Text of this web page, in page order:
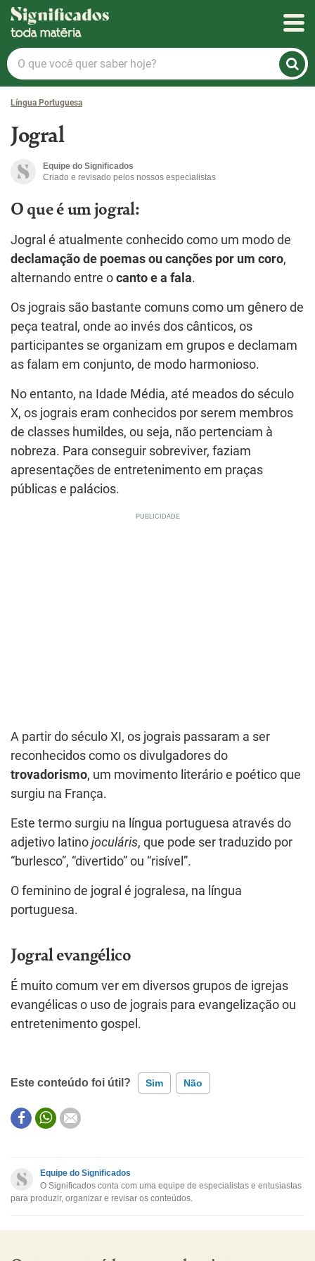
Significados
O
que
você
quer
hoje?
Língua Portuguesa
Jogral
Equipe do Significados
Criado e revisado pelos nossos especialistas
O que é um jogral:
Jogral é atualmente conhecido como um modo de
declamação de poemas ou canções por um coro,
alternando entre o canto e a fala.
Os jograis são bastante comuns como um gênero de
peça teatral, onde ao invés dos cânticos, os
participantes se organizam em grupos e declamam
as falam em conjunto, de modo harmonioso.
No entanto, na Idade Média, até meados do século
X, os jograis eram conhecidos por serem membros
de classes humildes, ou seja, não pertenciam à
nobreza. Para conseguir sobreviver, faziam
apresentações de entretenimento em praças
públicas e palácios.
A partir do século XI, os jograis passaram a ser
reconhecidos como os divulgadores do
trovadorismo, um movimento literário e poético que
surgiu na França.
Este termo surgiu na língua portuguesa através do
adjetivo latino joculáris, que pode ser traduzido por
“burlesco”, “divertido” ou “risível”.
O feminino de jogral é jogralesa, na língua
portuguesa.
Jogral evangélico
É muito comum ver em diversos grupos de igrejas
evangélicas o uso de jograis para evangelização ou
entretenimento gospel.
Este conteúdo foi útil? Sim Não
Este conteúdo não tem a informação que procuro
Outro
Equipe do Significados
O Significados conta com uma equipe de especialistas e entusiastas
para produzir, organizar e revisar os conteúdos.